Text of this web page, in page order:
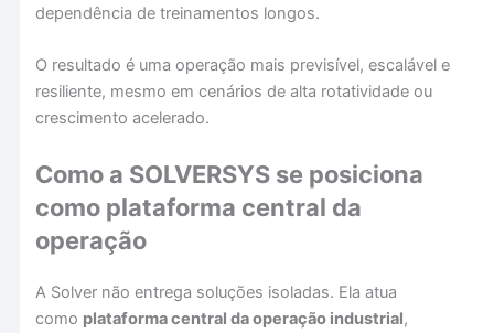
dependência de treinamentos longos.
O resultado é uma operação mais previsível, escalável e
resiliente, mesmo em cenários de alta rotatividade ou
crescimento acelerado.
Como a SOLVERSYS se posiciona
como plataforma central da
operação
A Solver não entrega soluções isoladas. Ela atua
como plataforma central da operação industrial,